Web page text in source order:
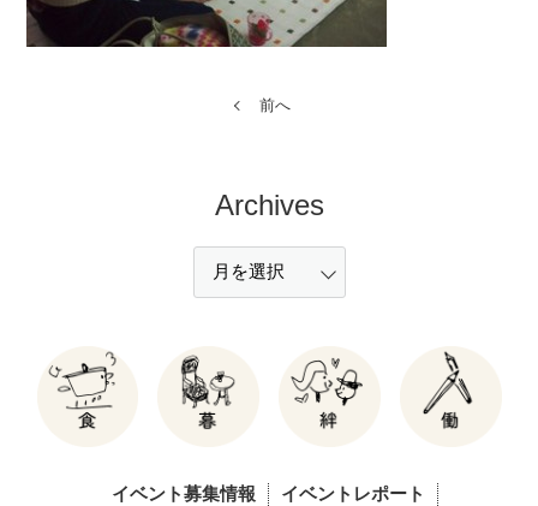
前へ
Archives
イベント募集情報
イベントレポート